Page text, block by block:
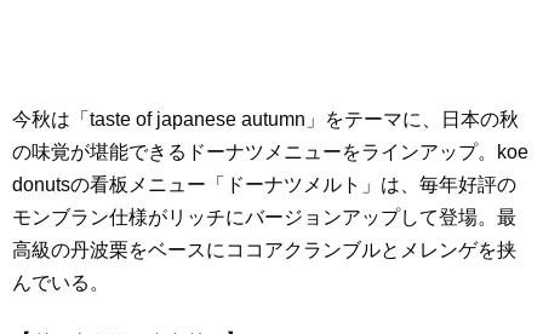
今秋は「taste of japanese autumn」をテーマに、日本の秋
の味覚が堪能できるドーナツメニューをラインアップ。koe
donutsの看板メニュー「ドーナツメルト」は、毎年好評の
モンブラン仕様がリッチにバージョンアップして登場。最
高級の丹波栗をベースにココアクランブルとメレンゲを挟
んでいる。